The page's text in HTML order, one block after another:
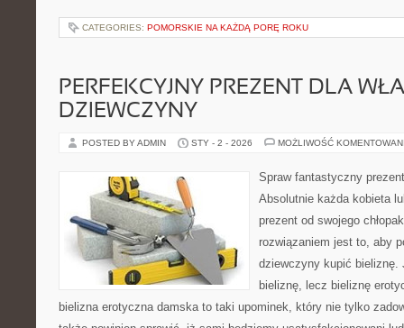
CATEGORIES: POMORSKIE NA KAŻDĄ PORĘ ROKU
PERFEKCYJNY PREZENT DLA
DZIEWCZYNY
POSTED BY ADMIN STY - 2 - 2026 MOŻLIWOŚĆ
Spraw fantastyczny
Absolutnie każda kobieta
prezent od swojego
rozwiązaniem jest to, aby
dziewczyny kupić bieliznę.
bieliznę, lecz bieliznę
bielizna erotyczna damska to taki upominek, który nie tylko